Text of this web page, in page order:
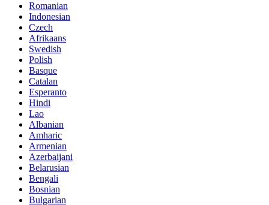
Romanian
Indonesian
Czech
Afrikaans
Swedish
Polish
Basque
Catalan
Esperanto
Hindi
Lao
Albanian
Amharic
Armenian
Azerbaijani
Belarusian
Bengali
Bosnian
Bulgarian